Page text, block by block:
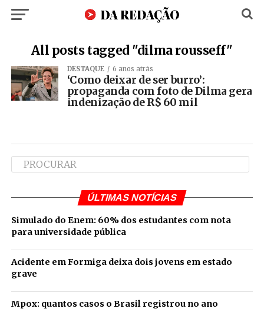
All posts tagged "dilma rousseff"
DESTAQUE 6 anos atrás
‘Como deixar de ser burro’:
propaganda com foto de Dilma gera
indenização de R$ 60 mil
ÚLTIMAS NOTÍCIAS
Simulado do Enem: 60% dos estudantes com nota
para universidade pública
Acidente em Formiga deixa dois jovens em estado
grave
Mpox: quantos casos o Brasil registrou no ano